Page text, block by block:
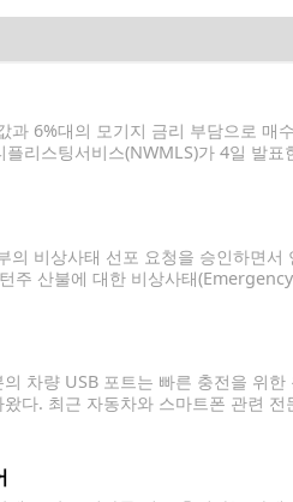
6%대의 모기지 금리 부담으로 매
리스팅서비스(NWMLS)가 4일 발표
비상사태 선포 요청을 승인하면서
주 산불에 대한 비상사태
차량 USB 포트는 빠른 충전을 위한
다. 최근 자동차와 스마트폰 관련 전